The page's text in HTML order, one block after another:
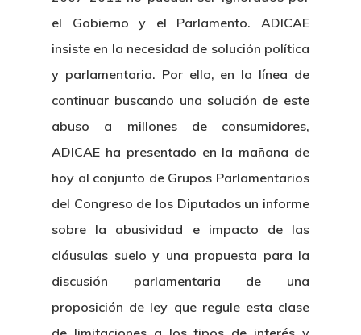
el Gobierno y el Parlamento. ADICAE
insiste en la necesidad de solución política
y parlamentaria. Por ello, en la línea de
continuar buscando una solución de este
abuso a millones de consumidores,
ADICAE ha presentado en la mañana de
hoy al conjunto de Grupos Parlamentarios
del Congreso de los Diputados un informe
sobre la abusividad e impacto de las
cláusulas suelo y una propuesta para la
discusión parlamentaria de una
proposición de ley que regule esta clase